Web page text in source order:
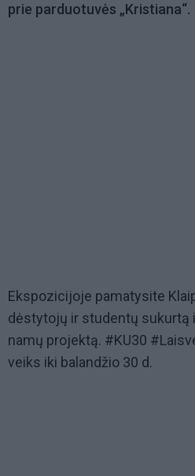
prie parduotuvės „Kristiana“.
Ekspozicijoje pamatysite
dėstytojų ir studentų sukurtą
namų projektą. #KU30
veiks iki balandžio 30 d.